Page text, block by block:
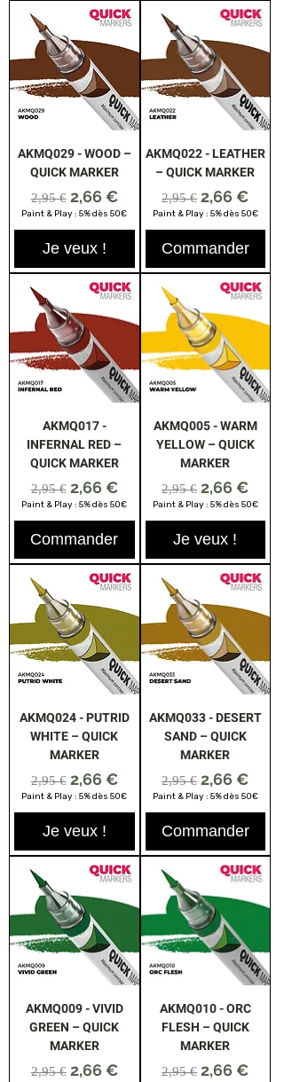
AKMQ029 - WOOD –
QUICK MARKER
Prix original
2,95 € Prix promotionnel
2,66 €
Paint & Play : 5% dès 50€
Je veux !
AKMQ022 - LEATHER
– QUICK MARKER
Prix original
2,95 € Prix
2,66 €
Paint & Play : 5% dès 50€
Commander
AKMQ017 -
INFERNAL RED –
QUICK MARKER
Prix original
2,95 € Prix promotionnel
2,66 €
Paint & Play : 5% dès 50€
Commander
AKMQ005 - WARM
YELLOW – QUICK
MARKER
Prix original
2,95 € Prix
2,66 €
Paint & Play : 5% dès 50€
Je veux !
AKMQ024 - PUTRID
WHITE – QUICK
MARKER
Prix original
2,95 € Prix promotionnel
2,66 €
Paint & Play : 5% dès 50€
Je veux !
AKMQ033 - DESERT
SAND – QUICK
MARKER
Prix original
2,95 € Prix
2,66 €
Paint & Play : 5% dès 50€
Commander
AKMQ009 - VIVID
GREEN – QUICK
MARKER
Prix original
2,95 € Prix promotionnel
2,66 €
AKMQ010 - ORC
FLESH – QUICK
MARKER
Prix original
2,95 € Prix
2,66 €